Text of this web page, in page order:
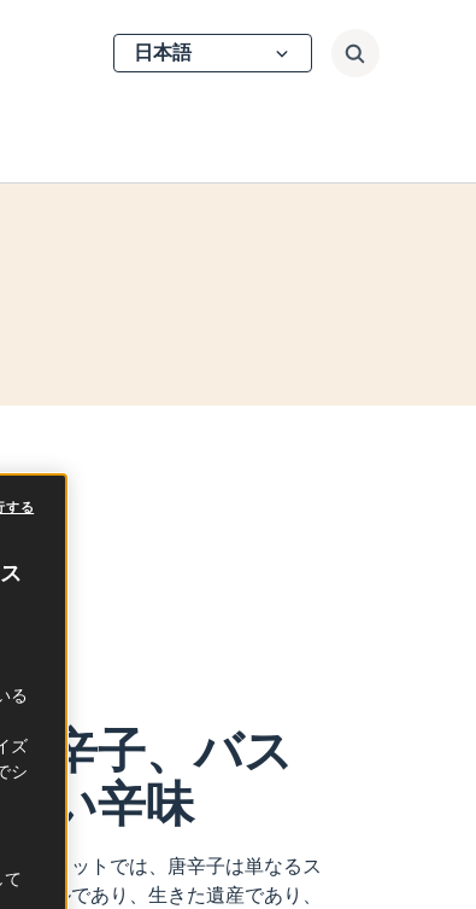
Select
your
検索
辛子、バス
い辛味
スプレットでは、唐辛子は単なるス
ンボルであり、生きた遺産であり、
る
ズ
シ
て
する